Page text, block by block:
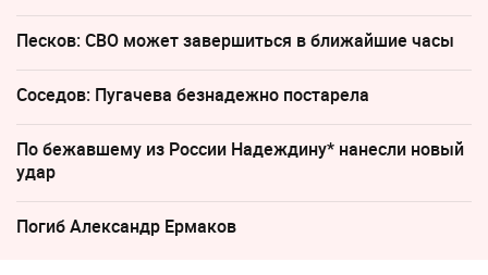
Песков: СВО может завершиться в ближайшие часы
Соседов: Пугачева безнадежно постарела
По бежавшему из России Надеждину* нанесли новый
удар
Погиб Александр Ермаков